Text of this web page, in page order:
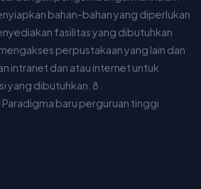
bahan-bahan yang diperlukan
fasilitas yang dibutuhkan
perpustakaan yang lain dan
intranet dan atau internet untuk
yang dibutuhkan. 8.
baru perguruan tinggi